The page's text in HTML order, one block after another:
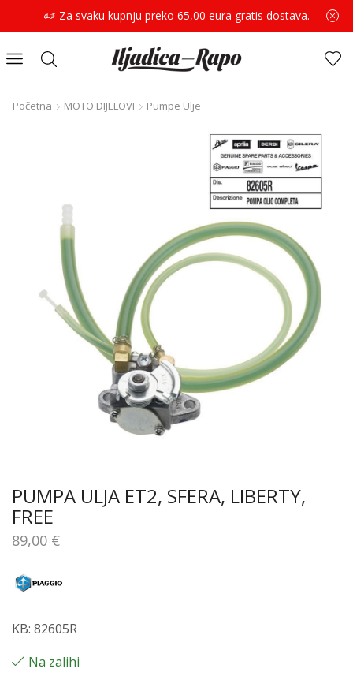
Za svaku kupnju preko 65,00 eura gratis dostava.
Početna MOTO DIJELOVI Pumpe Ulje
PUMPA ULJA ET2, SFERA, LIBERTY,
FREE
89,00 €
KB: 82605R
Na zalihi